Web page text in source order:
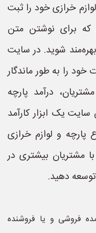
خرازی خود را ثبت
که برای نوشتن متن
شوید. در سایت
خود را به طور ماندگار
درآمد پارچه
یک ابزار کارآمد
پارچه و لوازم خرازی
مشتریان بیشتری در
دهید.
فروشی و یا فروشنده